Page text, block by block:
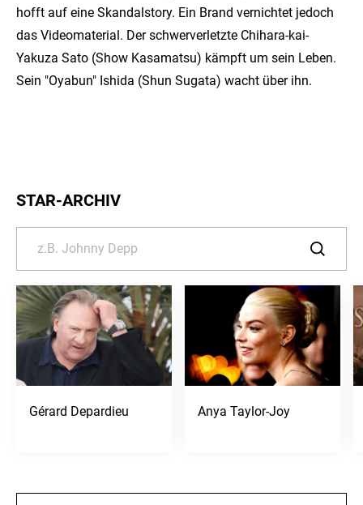
hofft auf eine Skandalstory. Ein Brand vernichtet jedoch
das Videomaterial. Der schwerverletzte Chihara-kai-
Yakuza Sato (Show Kasamatsu) kämpft um sein Leben.
Sein "Oyabun" Ishida (Shun Sugata) wacht über ihn.
STAR-ARCHIV
Gérard Depardieu Anya Taylor-Joy